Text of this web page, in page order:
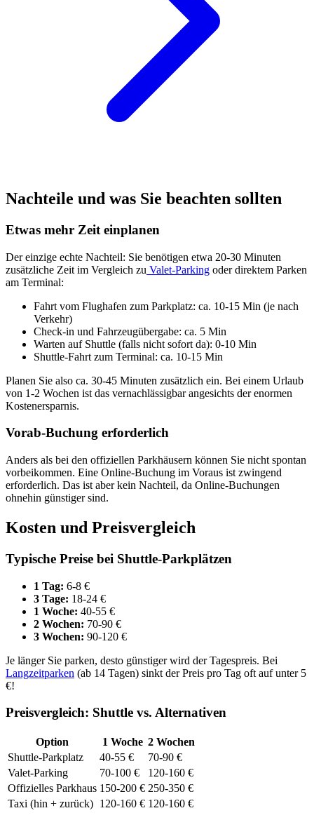
Nachteile und was Sie beachten sollten
Etwas mehr Zeit einplanen
Der einzige echte Nachteil: Sie benötigen etwa 20-30 Minuten
zusätzliche Zeit im Vergleich zu Valet-Parking oder direktem Parken
am Terminal:
Fahrt vom Flughafen zum Parkplatz: ca. 10-15 Min (je nach
Verkehr)
Check-in und Fahrzeugübergabe: ca. 5 Min
Warten auf Shuttle (falls nicht sofort da): 0-10 Min
Shuttle-Fahrt zum Terminal: ca. 10-15 Min
Planen Sie also ca. 30-45 Minuten zusätzlich ein. Bei einem Urlaub
von 1-2 Wochen ist das vernachlässigbar angesichts der enormen
Kostenersparnis.
Vorab-Buchung erforderlich
Anders als bei den offiziellen Parkhäusern können Sie nicht spontan
vorbeikommen. Eine Online-Buchung im Voraus ist zwingend
erforderlich. Das ist aber kein Nachteil, da Online-Buchungen
ohnehin günstiger sind.
Kosten und Preisvergleich
Typische Preise bei Shuttle-Parkplätzen
1 Tag: 6-8 €
3 Tage: 18-24 €
1 Woche: 40-55 €
2 Wochen: 70-90 €
3 Wochen: 90-120 €
Je länger Sie parken, desto günstiger wird der Tagespreis. Bei
Langzeitparken (ab 14 Tagen) sinkt der Preis pro Tag oft auf unter 5
€!
Preisvergleich: Shuttle vs. Alternativen
Option 1 Woche 2 Wochen
Shuttle-Parkplatz
40-55 €
70-90 €
Valet-Parking
70-100 €
120-160 €
Offizielles Parkhaus 150-200 € 250-350 €
Taxi (hin + zurück) 120-160 € 120-160 €